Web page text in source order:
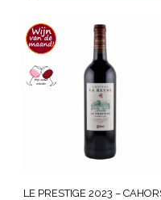
LE PRESTIGE 2023 –